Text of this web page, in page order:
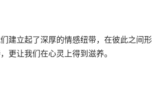
建立起了深厚的情感纽带，在彼此之间
更让我们在心灵上得到滋养。